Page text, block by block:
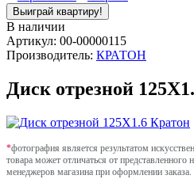
Выиграй квартиру!
В наличии
Артикул: 00-00000115
Производитель: КРАТОН
Диск отрезной
*фотография является результатом
товара может отличаться от представленного
менеджеров магазина при оформлении заказа.